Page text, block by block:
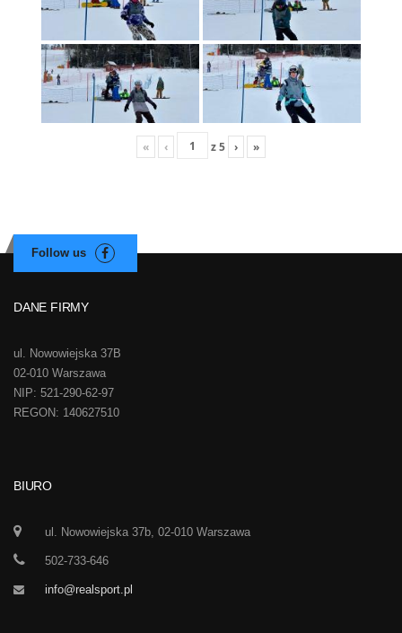
« ‹ z5 › »
DANE FIRMY
ul. Nowowiejska 37B
02-010 Warszawa
NIP: 521-290-62-97
REGON: 140627510
BIURO
ul. Nowowiejska 37b, 02-010 Warszawa
502-733-646
info@realsport.pl